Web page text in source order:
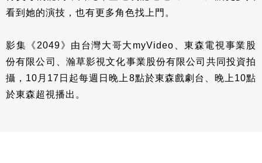
看到她的演技，也有更多角色找上門。
影集《2049》由台灣大哥大myVideo、東森電視事業股
份有限公司、瀚草影視文化事業股份有限公司共同投資拍
攝，10月17日起每週日晚上8點於東森戲劇台、晚上10點
於東森超視播出。